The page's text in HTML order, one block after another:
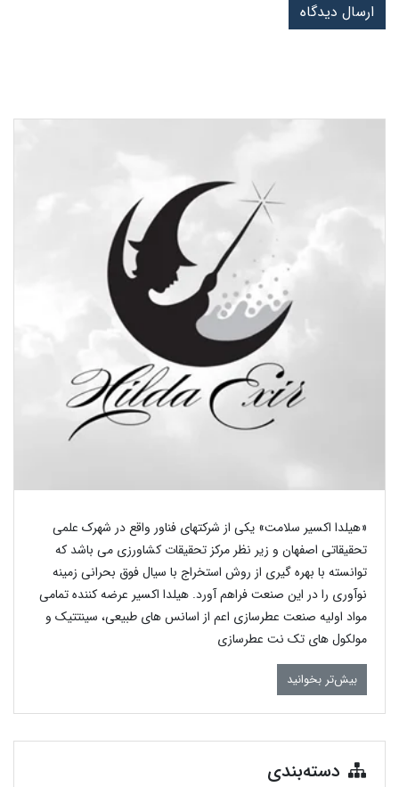
ارسال دیدگاه
«هیلدا اکسیر سلامت» یکی از شرکتهای فناور واقع در شهرک علمی
تحقیقاتی اصفهان و زیر نظر مرکز تحقیقات کشاورزی می باشد که
توانسته با بهره گیری از روش استخراج با سیال فوق بحرانی زمینه
نوآوری را در این صنعت فراهم آورد. هیلدا اکسیر عرضه کننده تمامی
مواد اولیه صنعت عطرسازی اعم از اسانس های طبیعی، سینتتیک و
مولکول های تک نت عطرسازی
بیش‌تر بخوانید
دسته‌بندی